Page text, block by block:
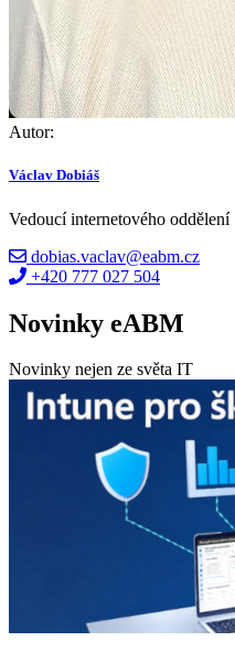
Autor:
Václav Dobiáš
Vedoucí internetového oddělení
dobias.vaclav@eabm.cz
+420 777 027 504
Novinky eABM
Novinky nejen ze světa IT